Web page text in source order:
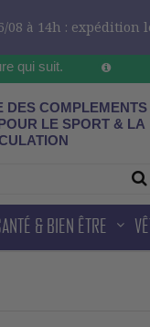
08 à 14h : expédition
qui suit.
DES COMPLEMENTS
LE SPORT & LA
& BIEN ÊTRE